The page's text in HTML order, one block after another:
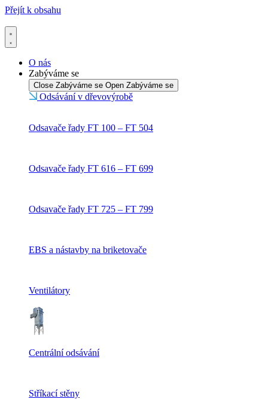
Přejít k obsahu
O nás
Zabýváme se
Close Zabýváme se Open Zabýváme se
Odsávání v dřevovýrobě
Odsavače řady FT 100 – FT 504
Odsavače řady FT 616 – FT 699
Odsavače řady FT 725 – FT 799
EBS a nástavby na briketovače
Ventilátory
Centrální odsávání
Stříkací stěny